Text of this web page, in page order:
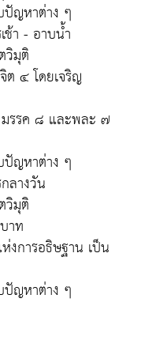
ญหาต่าง ๆ
า - อาบน้ำ
มุติ
ต ๔ โดยเจริญ
รรค ๘ และพละ ๗
ญหาต่าง ๆ
างวัน
มุติ
าท
งการอธิษฐาน เป็น
ญหาต่าง ๆ